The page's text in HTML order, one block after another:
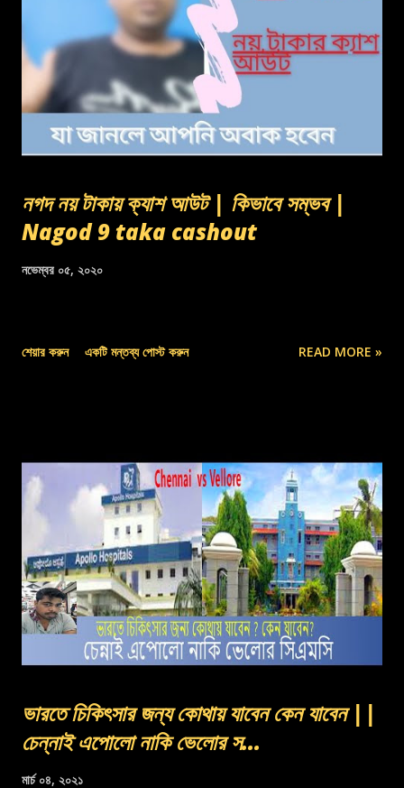
নগদ নয় টাকায় ক্যাশ আউট | কিভাবে সম্ভব |
Nagod 9 taka cashout
নভেম্বর ০৫, ২০২০
শেয়ার করুন একটি মন্তব্য পোস্ট করুন READ MORE »
ভারতে চিকিৎসার জন্য কোথায় যাবেন কেন যাবেন ||
চেন্নাই এপোলো নাকি ভেলোর স...
মার্চ ০৪, ২০২১